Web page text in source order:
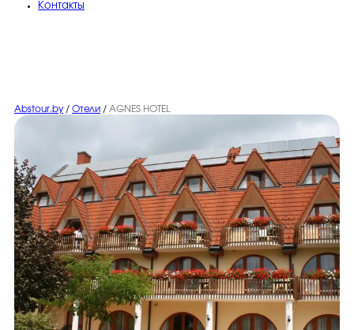
Контакты
Abstour.by / Отели / AGNES HOTEL